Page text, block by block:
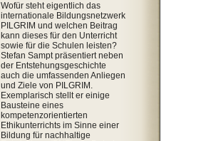
Wofür steht eigentlich das
internationale Bildungsnetzwerk
PILGRIM und welchen Beitrag
kann dieses für den Unterricht
sowie für die Schulen leisten?
Stefan Sampt präsentiert neben
der Entstehungsgeschichte
auch die umfassenden Anliegen
und Ziele von PILGRIM.
Exemplarisch stellt er einige
Bausteine eines
kompetenzorientierten
Ethikunterrichts im Sinne einer
Bildung für nachhaltige